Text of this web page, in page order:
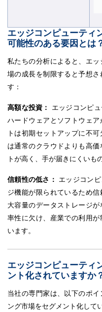
エッジコンピューティ
可能性のある要因とは
私たちの分析によると、エ
場の成長を制限すると予想
す：
高額な投資： エッジコンピ
ハードウェアとソフトウェ
トは初期セットアップに不
は通常のクラウドよりも高
トが高く、手が届きにくいも
信頼性の低さ： エッジコン
ジ機能が限られているため信
大容量のデータストレージ
率性に欠け、産業での利用
います。
エッジコンピューティ
ント化されていますか
当社の専門家は、以下のポ
ング市場をセグメント化して